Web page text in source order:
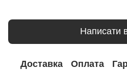
Написати
Доставка Оплата